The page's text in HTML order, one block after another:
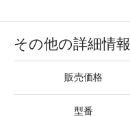
その他の詳細情報
販売価格
型番